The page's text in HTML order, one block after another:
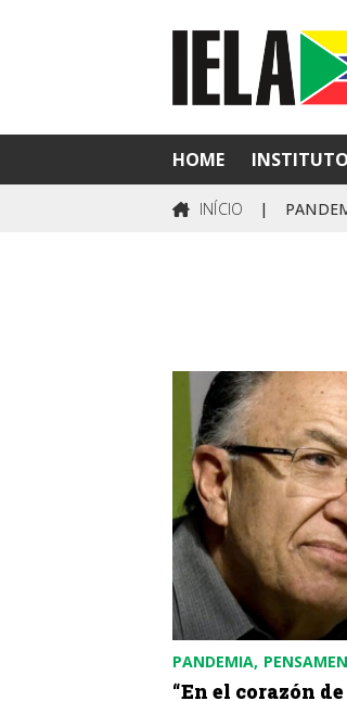
HOME INSTITUTO
INÍCIO |
PANDEMIA
“En el corazón